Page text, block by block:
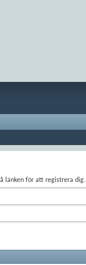
länken för att registrera dig.